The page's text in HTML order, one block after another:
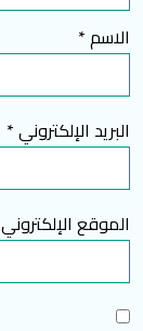
الاسم*
البريد الإلكتروني*
الموقع الإلكتروني